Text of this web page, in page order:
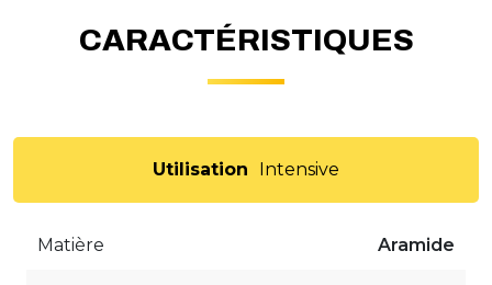
CARACTÉRISTIQUES
Utilisation Intensive
Matière Aramide